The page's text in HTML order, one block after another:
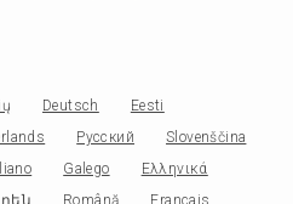
Deutsch
Eesti
Русский
Slovenščina
Galego
Ελληνικά
Română Français